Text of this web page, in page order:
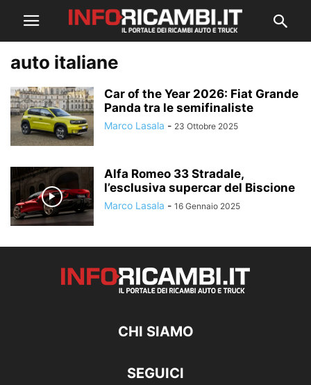
auto italiane
Car of the Year 2026: Fiat Grande
Panda tra le semifinaliste
Marco Lasala - 23 Ottobre 2025
Alfa Romeo 33 Stradale,
l’esclusiva supercar del Biscione
Marco Lasala - 16 Gennaio 2025
CHI SIAMO
SEGUICI